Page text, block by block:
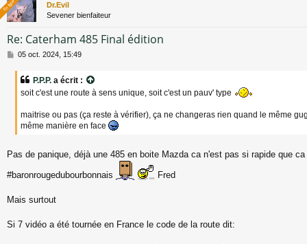
e
Dr.Evil
Sevener bienfaiteur
Re: Caterham 485 Final édition
M
05 oct. 2024, 15:49
P.P.P. a écrit :
soit c'est une route à sens unique, soit c'est un pauv' type
maitrise ou pas (ça reste à vérifier), ça ne changeras rien quand le même
même manière en face
Pas de panique, déjà une 485 en boite Mazda ca n'est pas si rapide que ca
#baronrougedubourbonnais
Fred
Mais surtout
Si 7 vidéo a été tournée en France le code de la route dit:
En ligne
En ligne